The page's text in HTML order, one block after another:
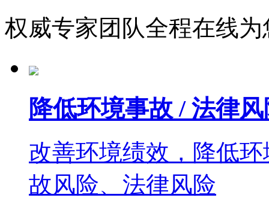
权威专家团队全程在线
降低环境事故 / 法律
改善环境绩效，降低环
故风险、法律风险